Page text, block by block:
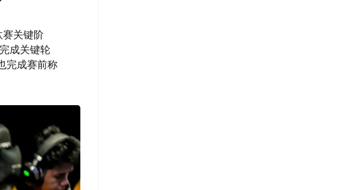
关键阶
成关键轮
完成赛前称